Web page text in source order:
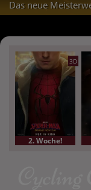
Das neue
3D
2. Woche!